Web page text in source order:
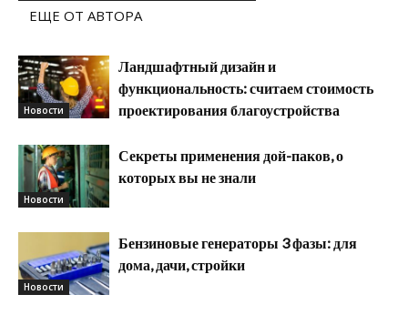
ЕЩЕ ОТ АВТОРА
Новости
Ландшафтный дизайн и
функциональность: считаем стоимость
проектирования благоустройства
Новости
Секреты применения дой-паков, о
которых вы не знали
Новости
Бензиновые генераторы 3 фазы: для
дома, дачи, стройки